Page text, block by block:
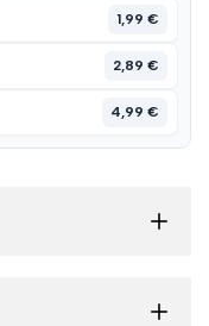
1,99 €
2,89 €
4,99 €